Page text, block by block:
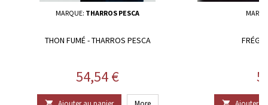
MARQUE: THARROS PESCA
THON FUMÉ - THARROS PESCA
Prix
54,54 €